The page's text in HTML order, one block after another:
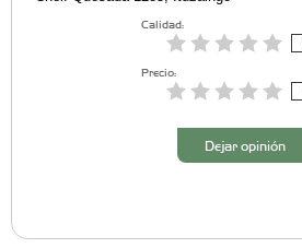
Calidad:
Precio:
Dejar opinión